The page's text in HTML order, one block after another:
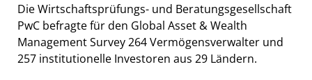
Die Wirtschaftsprüfungs- und Beratungsgesellschaft
PwC befragte für den Global Asset & Wealth
Management Survey 264 Vermögensverwalter und
257 institutionelle Investoren aus 29 Ländern.